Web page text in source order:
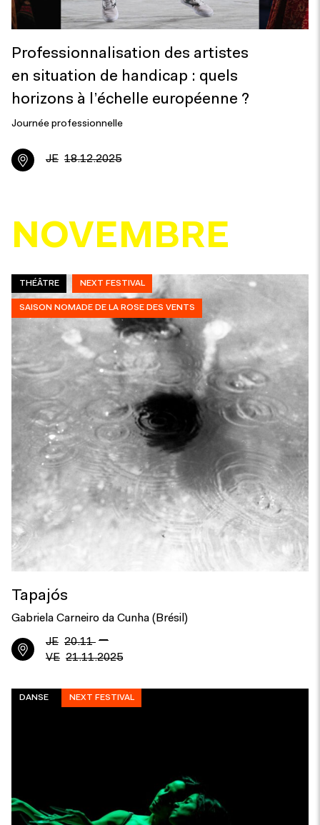
Professionnalisation des artistes
en situation de handicap : quels
horizons à l’échelle européenne ?
Journée professionnelle
JE 18.12.2025
NOVEMBRE
THÉÂTRE NEXT FESTIVAL
SAISON NOMADE DE LA ROSE DES VENTS
Tapajós
Gabriela Carneiro da Cunha (Brésil)
JE 20.11 —
VE 21.11.2025
DANSE NEXT FESTIVAL